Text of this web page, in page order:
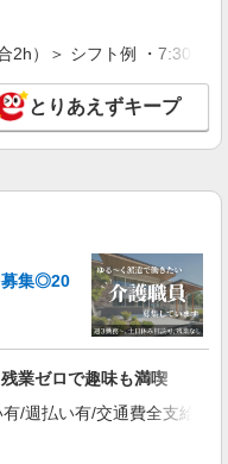
円 ＜日払い有/週払い有/交
含む)＞
：泉大津
詳細を見る
円 ＜日払い有/週払い有/交
含む)＞
詳細を見る
2h）＞ シフト例 ・7:30
とりあえずキープ
募集◎20
業ゼロで趣味も満喫
/週払い有/交通費全支給(ガ